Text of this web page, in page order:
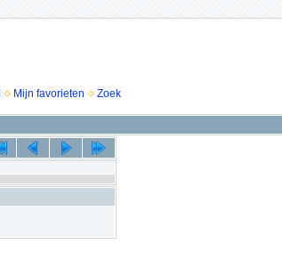
Mijn favorieten Zoek